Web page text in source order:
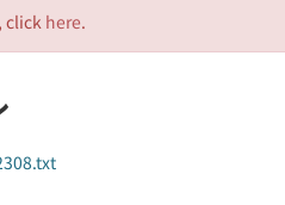
click here.